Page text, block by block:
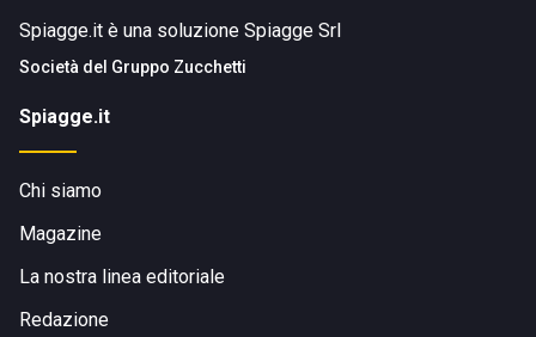
Spiagge.it è una soluzione Spiagge Srl
Società del Gruppo Zucchetti
Spiagge.it
Chi siamo
Magazine
La nostra linea editoriale
Redazione